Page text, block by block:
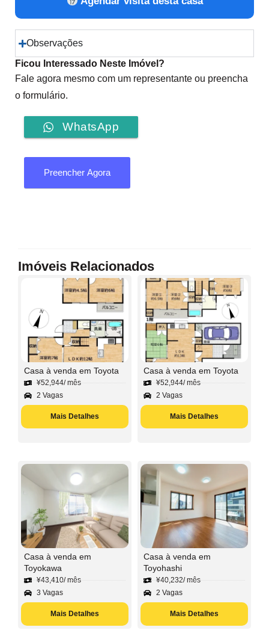
Observações
Ficou Interessado Neste Imóvel?
Fale agora mesmo com um representante ou preencha
o formulário.
WhatsApp
Preencher Agora
Imóveis Relacionados
Casa à venda em Toyota
¥52,944/ mês
2 Vagas
Mais Detalhes
Casa à venda em Toyota
¥52,944/ mês
2 Vagas
Mais Detalhes
Casa à venda em
Toyokawa
¥43,410/ mês
3 Vagas
Mais Detalhes
Casa à venda em
Toyohashi
¥40,232/ mês
2 Vagas
Mais Detalhes